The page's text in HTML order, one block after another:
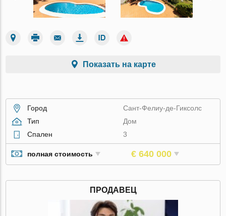
Показать на карте
Город
Сант-Фелиу-де-Гиксолс
Тип
Дом
Спален
3
полная стоимость € 640 000
ПРОДАВЕЦ